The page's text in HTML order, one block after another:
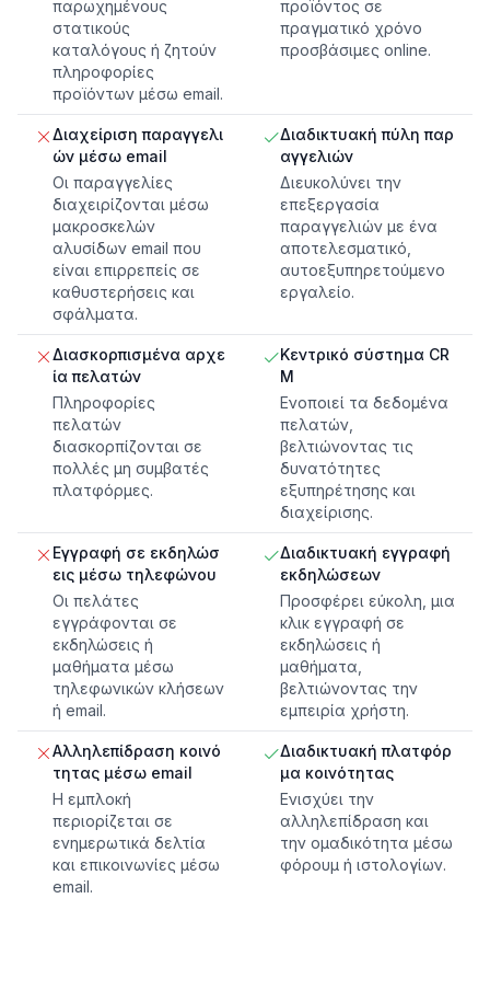
παρωχημένους
στατικούς
καταλόγους ή ζητούν
πληροφορίες
προϊόντων μέσω email.
προϊόντος σε
πραγματικό χρόνο
προσβάσιμες online.
Διαχείριση παραγγελι
ών μέσω email
Οι παραγγελίες
διαχειρίζονται μέσω
μακροσκελών
αλυσίδων email που
είναι επιρρεπείς σε
καθυστερήσεις και
σφάλματα.
Διαδικτυακή πύλη παρ
αγγελιών
Διευκολύνει την
επεξεργασία
παραγγελιών με ένα
αποτελεσματικό,
αυτοεξυπηρετούμενο
εργαλείο.
Διασκορπισμένα αρχε
ία πελατών
Πληροφορίες
πελατών
διασκορπίζονται σε
πολλές μη συμβατές
πλατφόρμες.
Κεντρικό σύστημα CR
M
Ενοποιεί τα δεδομένα
πελατών,
βελτιώνοντας τις
δυνατότητες
εξυπηρέτησης και
διαχείρισης.
Εγγραφή σε εκδηλώσ
εις μέσω τηλεφώνου
Οι πελάτες
εγγράφονται σε
εκδηλώσεις ή
μαθήματα μέσω
τηλεφωνικών κλήσεων
ή email.
Διαδικτυακή εγγραφή
εκδηλώσεων
Προσφέρει εύκολη, μια
κλικ εγγραφή σε
εκδηλώσεις ή
μαθήματα,
βελτιώνοντας την
εμπειρία χρήστη.
Αλληλεπίδραση κοινό
τητας μέσω email
Η εμπλοκή
περιορίζεται σε
ενημερωτικά δελτία
και επικοινωνίες μέσω
email.
Διαδικτυακή πλατφόρ
μα κοινότητας
Ενισχύει την
αλληλεπίδραση και
την ομαδικότητα μέσω
φόρουμ ή ιστολογίων.